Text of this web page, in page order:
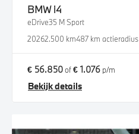
BMW i4
eDrive35 M Sport
20262.500 km487 km actieradius
€ 56.850of€ 1.076 p/m
Bekijk details